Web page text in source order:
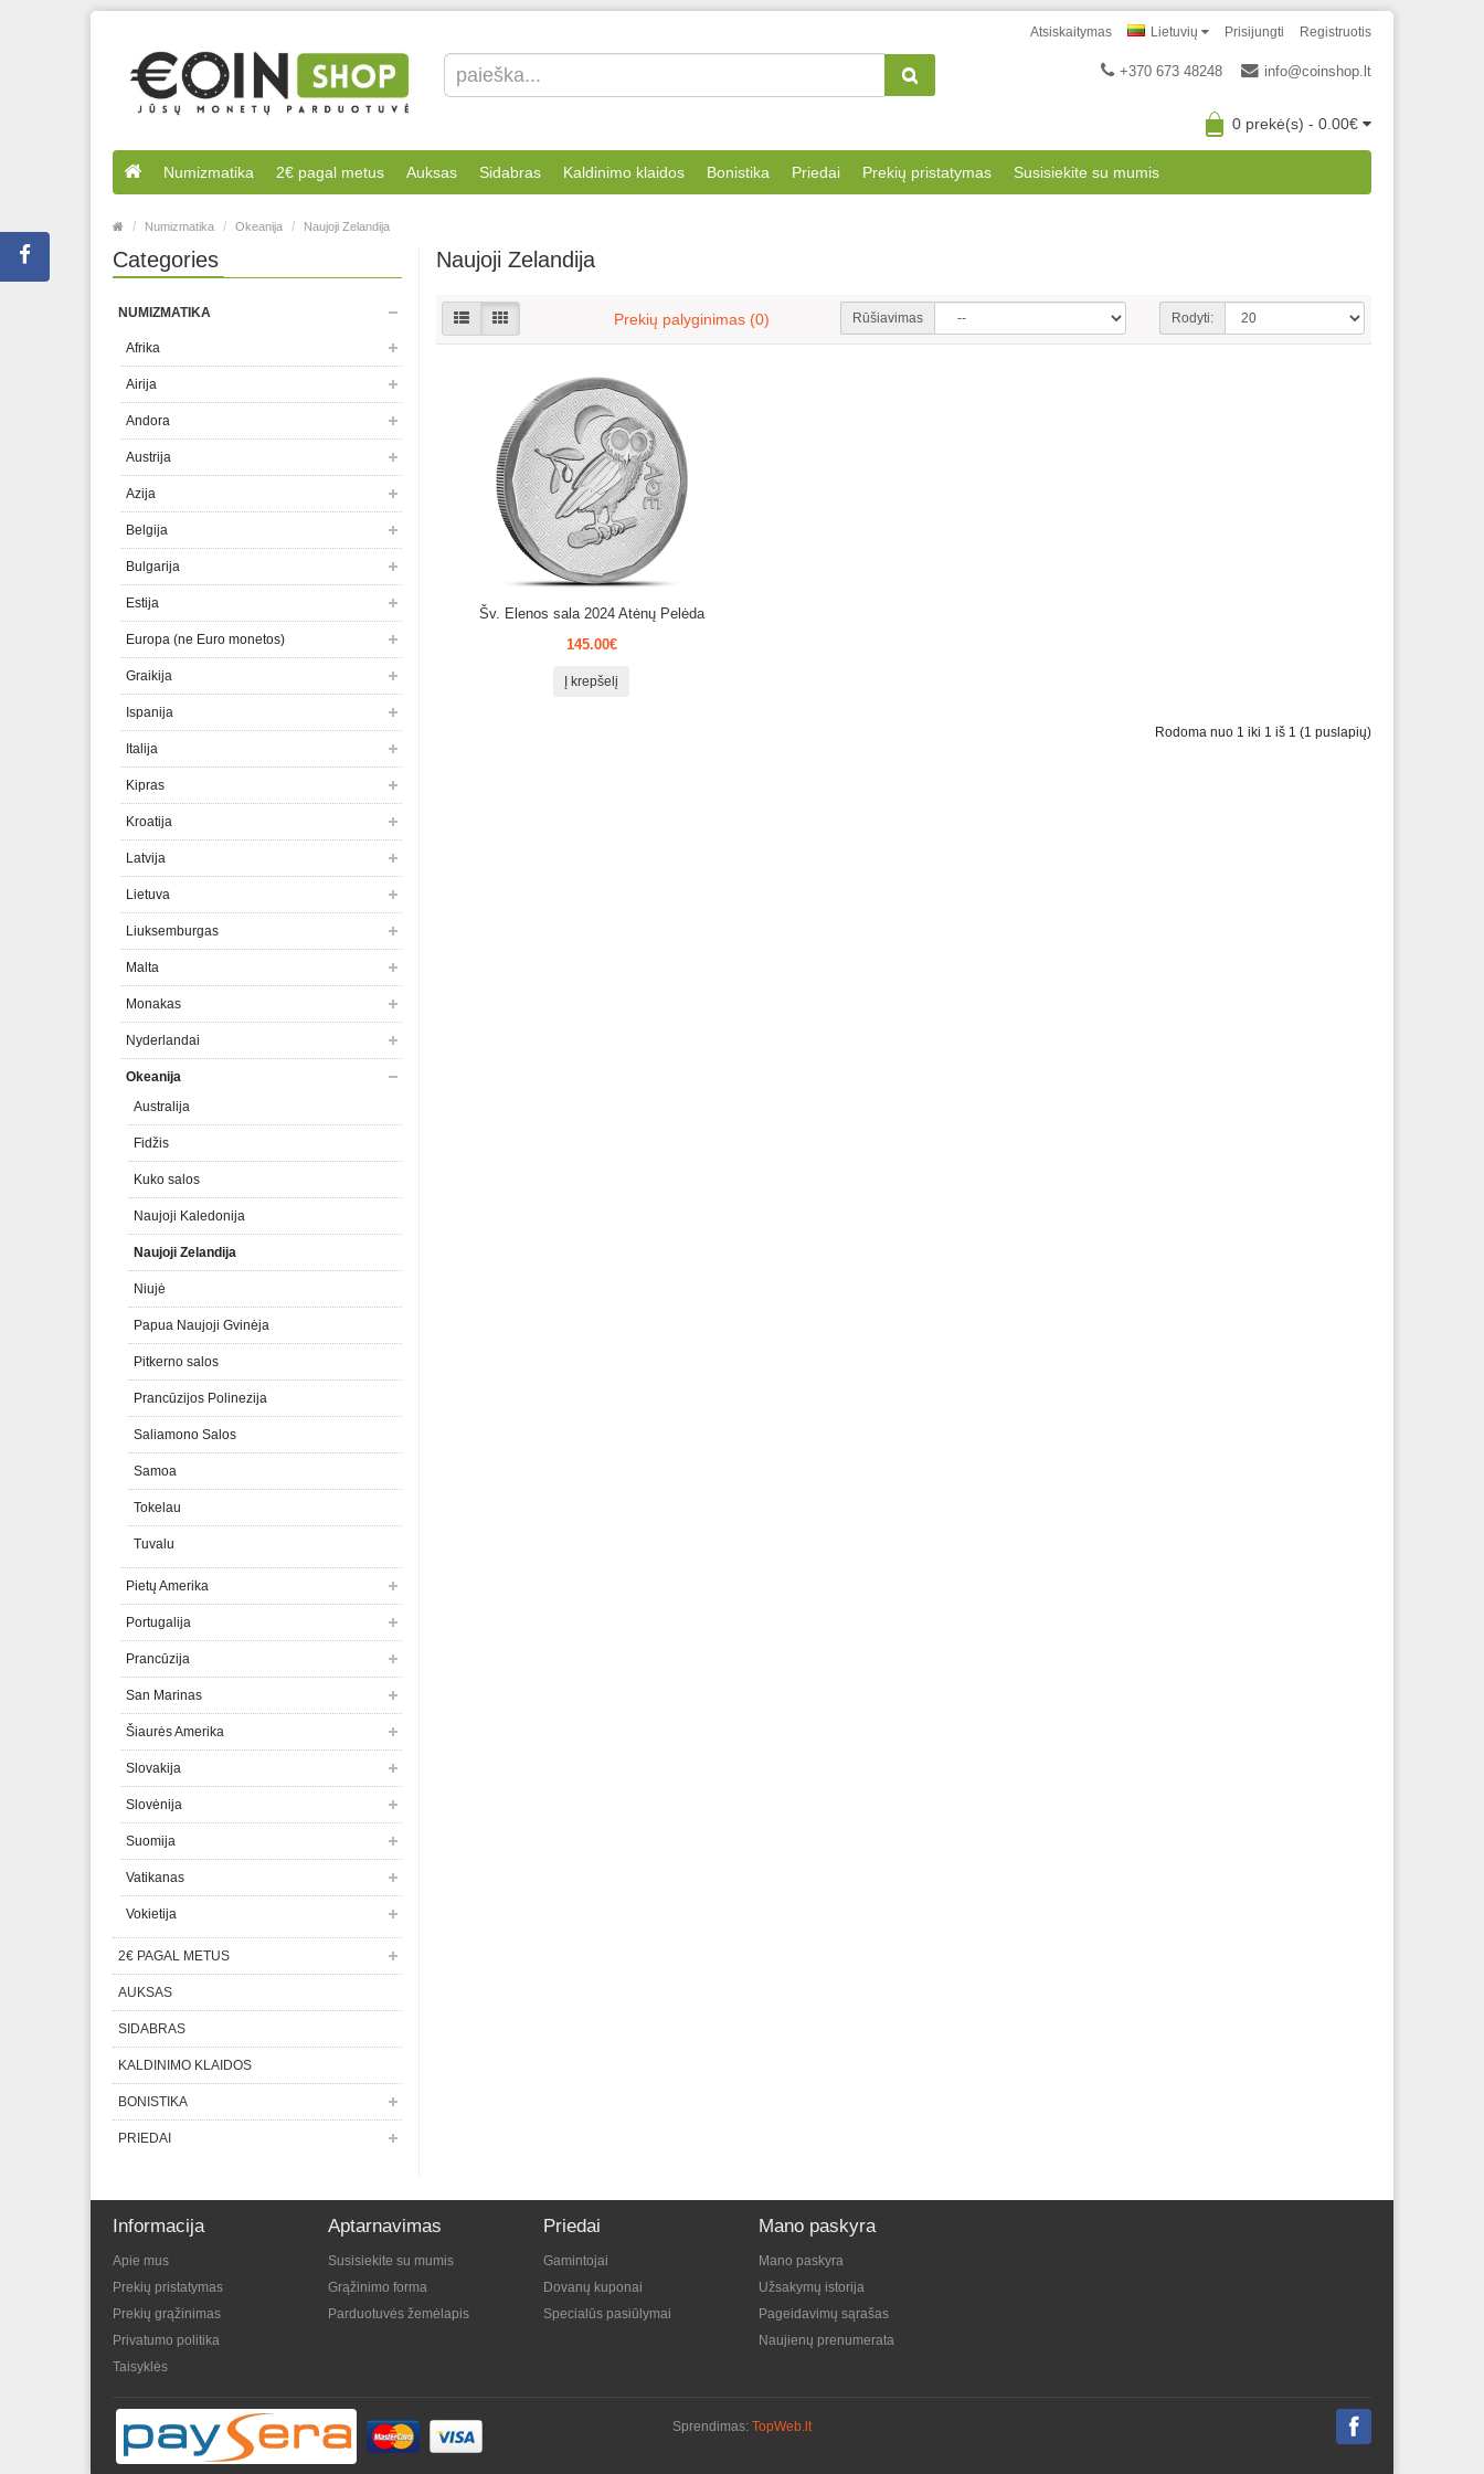
Prisijungti Registruotis
Atsiskaitymas Lietuvių
+370 673 48248 info@coinshop.lt
0 prekė(s) - 0.00€
Numizmatika 2€ pagal metus Auksas Sidabras Kaldinimo klaidos Bonistika Priedai Prekių pristatymas Susisiekite su mumis
Numizmatika Okeanija Naujoji Zelandija
Categories
NUMIZMATIKA
Afrika
Airija
Andora
Austrija
Azija
Belgija
Bulgarija
Estija
Europa (ne Euro monetos)
Graikija
Ispanija
Italija
Kipras
Kroatija
Latvija
Lietuva
Liuksemburgas
Malta
Monakas
Nyderlandai
Okeanija
Australija
Fidžis
Kuko salos
Naujoji Kaledonija
Naujoji Zelandija
Niujė
Papua Naujoji Gvinėja
Pitkerno salos
Prancūzijos Polinezija
Saliamono Salos
Samoa
Tokelau
Tuvalu
Pietų Amerika
Portugalija
Prancūzija
San Marinas
Šiaurės Amerika
Slovakija
Slovėnija
Suomija
Vatikanas
Vokietija
2€ PAGAL METUS
AUKSAS
SIDABRAS
KALDINIMO KLAIDOS
BONISTIKA
PRIEDAI
Naujoji Zelandija
Prekių palyginimas (0) Rūšiavimas Rodyti:
Šv. Elenos sala 2024 Atėnų Pelėda
145.00€
Į krepšelį
Rodoma nuo 1 iki 1 iš 1 (1 puslapių)
Informacija
Apie mus
Prekių pristatymas
Prekių grąžinimas
Privatumo politika
Taisyklės
Aptarnavimas
Susisiekite su mumis
Grąžinimo forma
Parduotuvės žemėlapis
Priedai
Gamintojai
Dovanų kuponai
Specialūs pasiūlymai
Mano paskyra
Mano paskyra
Užsakymų istorija
Pageidavimų sąrašas
Naujienų prenumerata
Sprendimas: TopWeb.lt